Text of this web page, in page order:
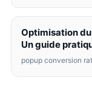
Optimisation
Un guide
popup conversion